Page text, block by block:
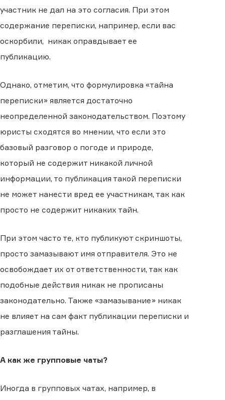
участник не дал на это согласия. При этом
содержание переписки, например, если вас
оскорбили, никак оправдывает ее
публикацию.
Однако, отметим, что формулировка «тайна
переписки» является достаточно
неопределенной законодательством. Поэтому
юристы сходятся во мнении, что если это
базовый разговор о погоде и природе,
который не содержит никакой личной
информации, то публикация такой переписки
не может нанести вред ее участникам, так как
просто не содержит никаких тайн.
При этом часто те, кто публикуют скриншоты,
просто замазывают имя отправителя. Это не
освобождает их от ответственности, так как
подобные действия никак не прописаны
законодательно. Также «замазывание» никак
не влияет на сам факт публикации переписки и
разглашения тайны.
А как же групповые чаты?
Иногда в групповых чатах, например, в